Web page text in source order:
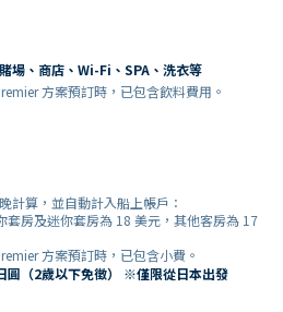
場、商店、Wi-Fi、SPA、洗衣等
方案預訂時，已包含飲料費用。
計算，並自動計入船上帳戶：
套房及迷你套房為 18 美元，其他客房為 17
方案預訂時，已包含小費。
圓（2歲以下免徵） ※僅限從日本出發